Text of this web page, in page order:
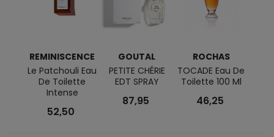
REMINISCENCE
Le Patchouli Eau
De Toilette
Intense
52,50
GOUTAL
PETITE CHÉRIE
EDT SPRAY
87,95
ROCHAS
TOCADE Eau De
Toilette 100 Ml
46,25